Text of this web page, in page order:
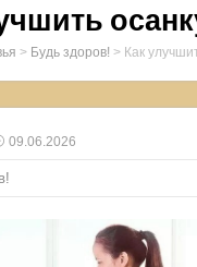
> Будь здоров! > Как
09.06.2026